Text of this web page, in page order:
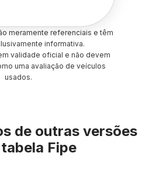
meramente referenciais e têm
informativa.
validade oficial e não devem
uma avaliação de veículos
usados.
de outras versões
Fipe